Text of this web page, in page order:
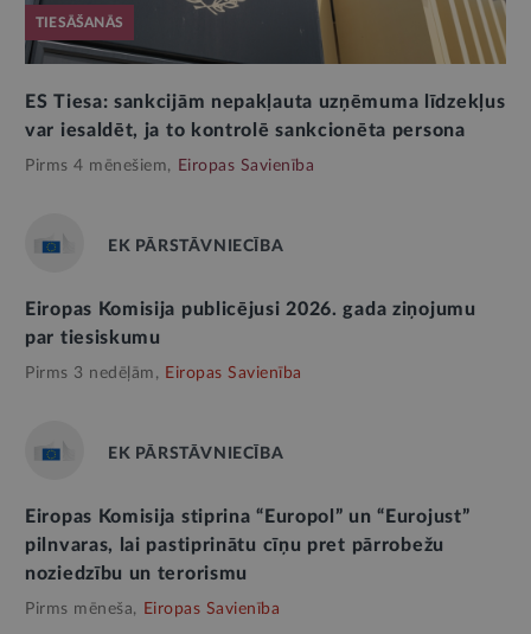
TIESĀŠANĀS
ES Tiesa: sankcijām nepakļauta uzņēmuma līdzekļus
var iesaldēt, ja to kontrolē sankcionēta persona
Pirms 4 mēnešiem, Eiropas Savienība
EK PĀRSTĀVNIECĪBA
Eiropas Komisija publicējusi 2026. gada ziņojumu
par tiesiskumu
Pirms 3 nedēļām, Eiropas Savienība
EK PĀRSTĀVNIECĪBA
Eiropas Komisija stiprina “Europol” un “Eurojust”
pilnvaras, lai pastiprinātu cīņu pret pārrobežu
noziedzību un terorismu
Pirms mēneša, Eiropas Savienība